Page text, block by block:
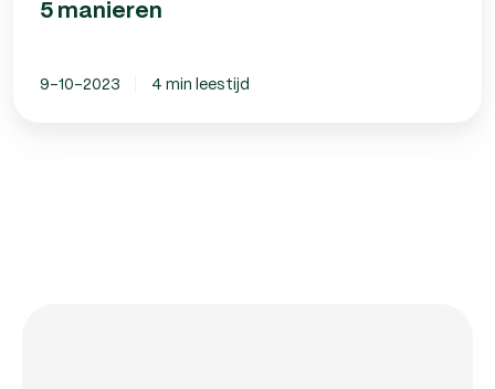
5 manieren
9-10-2023 4 min leestijd